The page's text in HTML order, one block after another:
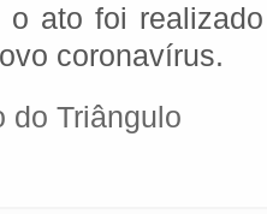
o ato foi
coronavírus.
do Triângulo